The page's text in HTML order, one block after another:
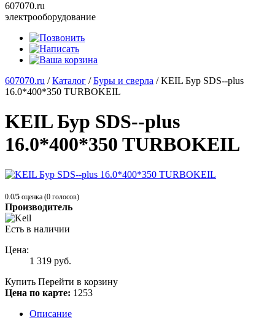
607070.ru
электрооборудование
607070.ru /Каталог /Буры и сверла /KEIL Бур SDS--plus
16.0*400*350 TURBOKEIL
KEIL Бур SDS--plus
16.0*400*350 TURBOKEIL
0.0/5 оценка (0 голосов)
Производитель
Есть в наличии
Цена:
1 319 руб.
Купить Перейти в корзину
Цена по карте: 1253
Описание